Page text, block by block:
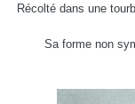
Récolté dans une
Sa forme non